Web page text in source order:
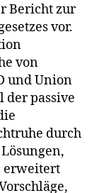
Bericht zur
vor.
von
und Union
der passive
durch
erweitert